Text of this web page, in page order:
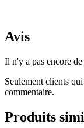
Avis
Il n'y a pas encore
Seulement clients
commentaire.
Produits